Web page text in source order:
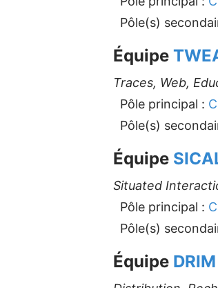
Pôle(s)
Équipe
Traces, Web,
Pôle principal :
Pôle(s)
Équipe
Situated
Pôle principal :
Pôle(s)
Équipe DRIM